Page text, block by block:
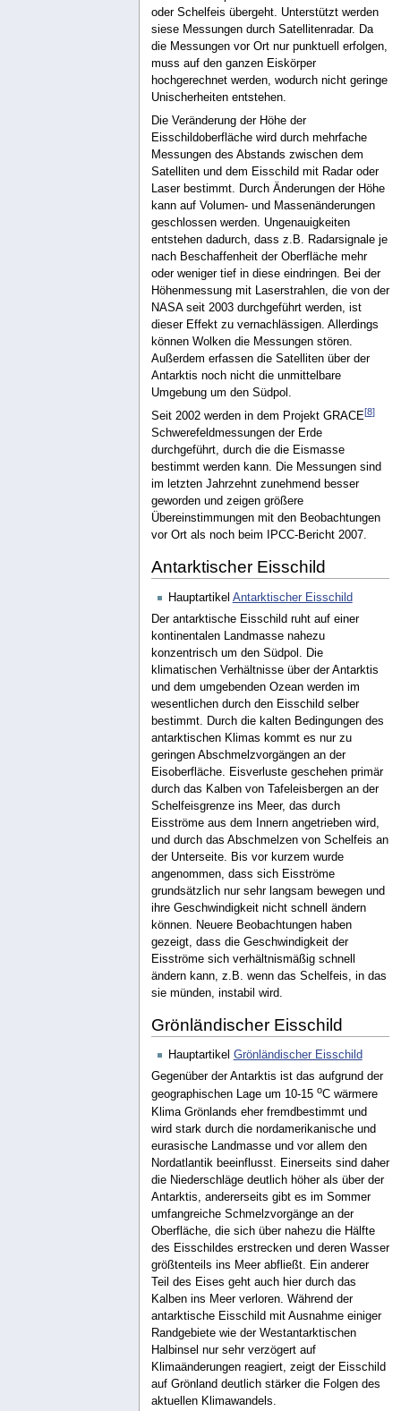
oder Schelfeis übergeht. Unterstützt werden
siese Messungen durch Satellitenradar. Da
die Messungen vor Ort nur punktuell erfolgen,
muss auf den ganzen Eiskörper
hochgerechnet werden, wodurch nicht geringe
Unischerheiten entstehen.
Die Veränderung der Höhe der
Eisschildoberfläche wird durch mehrfache
Messungen des Abstands zwischen dem
Satelliten und dem Eisschild mit Radar oder
Laser bestimmt. Durch Änderungen der Höhe
kann auf Volumen- und Massenänderungen
geschlossen werden. Ungenauigkeiten
entstehen dadurch, dass z.B. Radarsignale je
nach Beschaffenheit der Oberfläche mehr
oder weniger tief in diese eindringen. Bei der
Höhenmessung mit Laserstrahlen, die von der
NASA seit 2003 durchgeführt werden, ist
dieser Effekt zu vernachlässigen. Allerdings
können Wolken die Messungen stören.
Außerdem erfassen die Satelliten über der
Antarktis noch nicht die unmittelbare
Umgebung um den Südpol.
Seit 2002 werden in dem Projekt GRACE[8]
Schwerefeldmessungen der Erde
durchgeführt, durch die die Eismasse
bestimmt werden kann. Die Messungen sind
im letzten Jahrzehnt zunehmend besser
geworden und zeigen größere
Übereinstimmungen mit den Beobachtungen
vor Ort als noch beim IPCC-Bericht 2007.
Antarktischer Eisschild
Hauptartikel Antarktischer Eisschild
Der antarktische Eisschild ruht auf einer
kontinentalen Landmasse nahezu
konzentrisch um den Südpol. Die
klimatischen Verhältnisse über der Antarktis
und dem umgebenden Ozean werden im
wesentlichen durch den Eisschild selber
bestimmt. Durch die kalten Bedingungen des
antarktischen Klimas kommt es nur zu
geringen Abschmelzvorgängen an der
Eisoberfläche. Eisverluste geschehen primär
durch das Kalben von Tafeleisbergen an der
Schelfeisgrenze ins Meer, das durch
Eisströme aus dem Innern angetrieben wird,
und durch das Abschmelzen von Schelfeis an
der Unterseite. Bis vor kurzem wurde
angenommen, dass sich Eisströme
grundsätzlich nur sehr langsam bewegen und
ihre Geschwindigkeit nicht schnell ändern
können. Neuere Beobachtungen haben
gezeigt, dass die Geschwindigkeit der
Eisströme sich verhältnismäßig schnell
ändern kann, z.B. wenn das Schelfeis, in das
sie münden, instabil wird.
Grönländischer Eisschild
Hauptartikel Grönländischer Eisschild
Gegenüber der Antarktis ist das aufgrund der
geographischen Lage um 10-15 oC wärmere
Klima Grönlands eher fremdbestimmt und
wird stark durch die nordamerikanische und
eurasische Landmasse und vor allem den
Nordatlantik beeinflusst. Einerseits sind daher
die Niederschläge deutlich höher als über der
Antarktis, andererseits gibt es im Sommer
umfangreiche Schmelzvorgänge an der
Oberfläche, die sich über nahezu die Hälfte
des Eisschildes erstrecken und deren Wasser
größtenteils ins Meer abfließt. Ein anderer
Teil des Eises geht auch hier durch das
Kalben ins Meer verloren. Während der
antarktische Eisschild mit Ausnahme einiger
Randgebiete wie der Westantarktischen
Halbinsel nur sehr verzögert auf
Klimaänderungen reagiert, zeigt der Eisschild
auf Grönland deutlich stärker die Folgen des
aktuellen Klimawandels.